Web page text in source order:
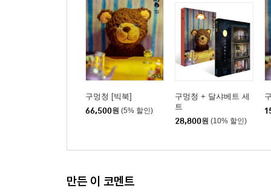
구멍청 [빅북]
66,500원 (5% 할인)
구멍청 + 달샤베트 세
트
28,800원 (10% 할인)
만든 이 코멘트